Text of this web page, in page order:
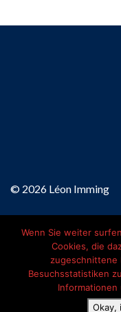
© 2026 Léon Imming
Wenn Sie weiter
Cookies, die
zugeschnittene
Besuchsstatistiken
Informationen
Okay,